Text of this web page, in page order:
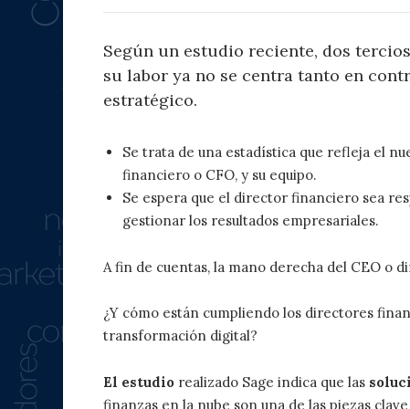
Según un estudio reciente, dos
su labor ya no se centra tanto en
estratégico.
Se trata de una estadística que refleja el
financiero o CFO, y su equipo.
Se espera que el director financiero sea
gestionar los resultados empresariales.
A fin de cuentas, la mano derecha del CEO o
¿Y cómo están cumpliendo los directores
transformación digital?
El estudio realizado Sage indica que las
finanzas en la nube son una de las piezas